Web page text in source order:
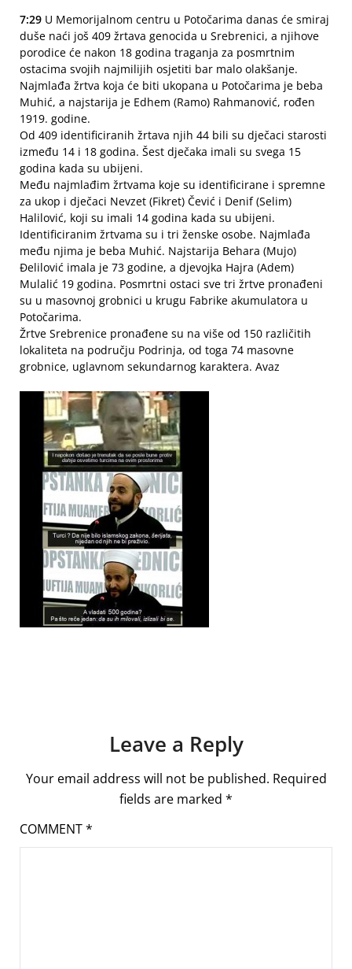
7:29 U Memorijalnom centru u Potočarima danas će smiraj
duše naći još 409 žrtava genocida u Srebrenici, a njihove
porodice će nakon 18 godina traganja za posmrtnim
ostacima svojih najmilijih osjetiti bar malo olakšanje.
Najmlađa žrtva koja će biti ukopana u Potočarima je beba
Muhić, a najstarija je Edhem (Ramo) Rahmanović, rođen
1919. godine.
Od 409 identificiranih žrtava njih 44 bili su dječaci starosti
između 14 i 18 godina. Šest dječaka imali su svega 15
godina kada su ubijeni.
Među najmlađim žrtvama koje su identificirane i spremne
za ukop i dječaci Nevzet (Fikret) Čević i Denif (Selim)
Halilović, koji su imali 14 godina kada su ubijeni.
Identificiranim žrtvama su i tri ženske osobe. Najmlađa
među njima je beba Muhić. Najstarija Behara (Mujo)
Đelilović imala je 73 godine, a djevojka Hajra (Adem)
Mulalić 19 godina. Posmrtni ostaci sve tri žrtve pronađeni
su u masovnoj grobnici u krugu Fabrike akumulatora u
Potočarima.
Žrtve Srebrenice pronađene su na više od 150 različitih
lokaliteta na području Podrinja, od toga 74 masovne
grobnice, uglavnom sekundarnog karaktera. Avaz
Leave a Reply
Your email address will not be published. Required
fields are marked *
COMMENT*